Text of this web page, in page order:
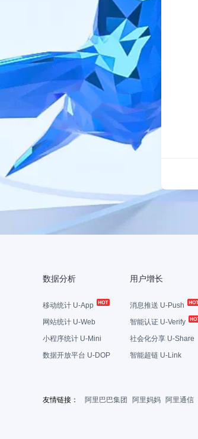
数据分析
移动统计 U-App
网站统计 U-Web
小程序统计 U-Mini
数据开放平台 U-DOP
用户增长
消息推送 U-Push
智能认证 U-Verify
社会化分享 U-Share
智能超链 U-Link
友情链接： 阿里巴巴集团 阿里妈妈 阿里通信